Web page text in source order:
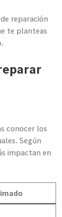
reparación
te planteas
conocer los
Según
impactan en